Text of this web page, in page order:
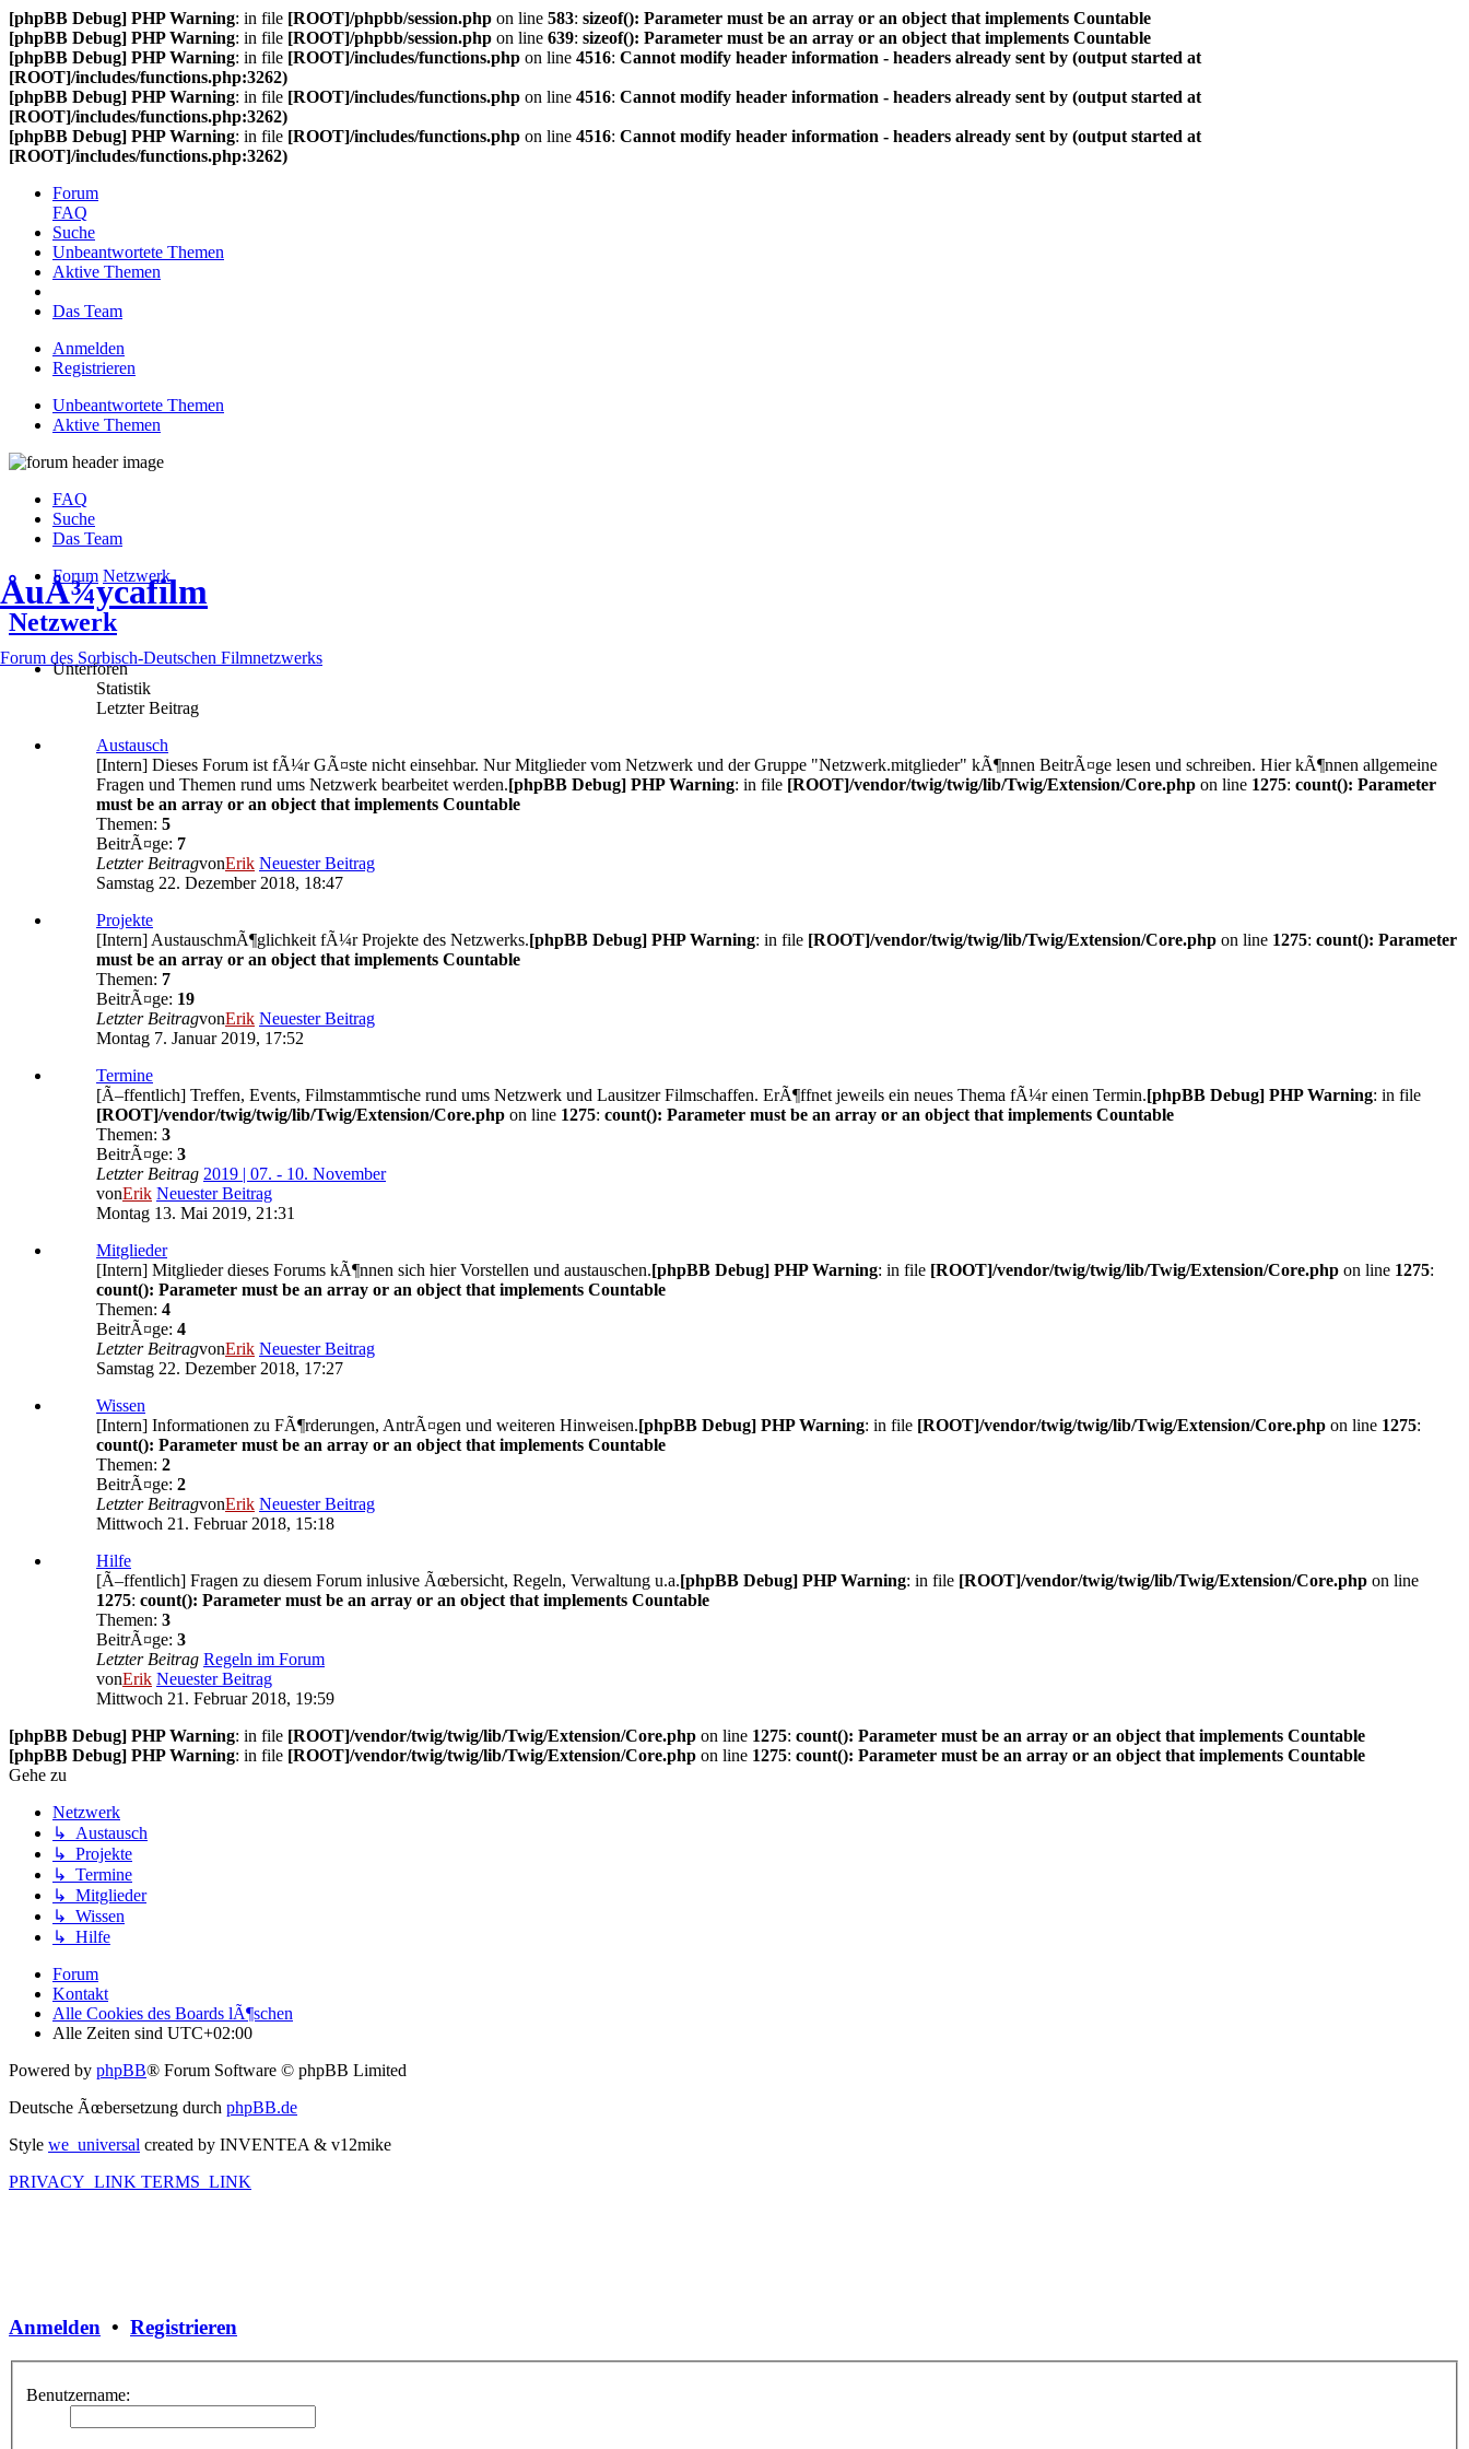
[phpBB Debug] PHP Warning: in file [ROOT]/phpbb/session.php on line 583: sizeof(): Parameter must be an array or an object that implements Countable
[phpBB Debug] PHP Warning: in file [ROOT]/phpbb/session.php on line 639: sizeof(): Parameter must be an array or an object that implements Countable
[phpBB Debug] PHP Warning: in file [ROOT]/includes/functions.php on line 4516: Cannot modify header information - headers already sent by (output started at
[ROOT]/includes/functions.php:3262)
[phpBB Debug] PHP Warning: in file [ROOT]/includes/functions.php on line 4516: Cannot modify header information - headers already sent by (output started at
[ROOT]/includes/functions.php:3262)
[phpBB Debug] PHP Warning: in file [ROOT]/includes/functions.php on line 4516: Cannot modify header information - headers already sent by (output started at
[ROOT]/includes/functions.php:3262)
Forum
FAQ
Suche
Unbeantwortete Themen
Aktive Themen
Das Team
Anmelden
Registrieren
Unbeantwortete Themen
Aktive Themen
ÅuÅ¾ycafilm
Forum des Sorbisch-Deutschen Filmnetzwerks
FAQ
Suche
Das Team
Forum Netzwerk
Netzwerk
Unterforen
Statistik
Letzter Beitrag
Austausch
[Intern] Dieses Forum ist fÃ¼r GÃ¤ste nicht einsehbar. Nur Mitglieder vom Netzwerk und der Gruppe "Netzwerk.mitglieder" kÃ¶nnen BeitrÃ¤ge lesen und schreiben. Hier kÃ¶nnen allgemeine
Fragen und Themen rund ums Netzwerk bearbeitet werden.[phpBB Debug] PHP Warning: in file [ROOT]/vendor/twig/twig/lib/Twig/Extension/Core.php on line 1275: count(): Parameter
must be an array or an object that implements Countable
Themen: 5
BeitrÃ¤ge: 7
Letzter BeitragvonErik Neuester Beitrag
Samstag 22. Dezember 2018, 18:47
Projekte
[Intern] AustauschmÃ¶glichkeit fÃ¼r Projekte des Netzwerks.[phpBB Debug] PHP Warning: in file [ROOT]/vendor/twig/twig/lib/Twig/Extension/Core.php on line 1275: count(): Parameter
must be an array or an object that implements Countable
Themen: 7
BeitrÃ¤ge: 19
Letzter BeitragvonErik Neuester Beitrag
Montag 7. Januar 2019, 17:52
Termine
[Ã–ffentlich] Treffen, Events, Filmstammtische rund ums Netzwerk und Lausitzer Filmschaffen. ErÃ¶ffnet jeweils ein neues Thema fÃ¼r einen Termin.[phpBB Debug] PHP Warning: in file
[ROOT]/vendor/twig/twig/lib/Twig/Extension/Core.php on line 1275: count(): Parameter must be an array or an object that implements Countable
Themen: 3
BeitrÃ¤ge: 3
Letzter Beitrag 2019 | 07. - 10. November
vonErik Neuester Beitrag
Montag 13. Mai 2019, 21:31
Mitglieder
[Intern] Mitglieder dieses Forums kÃ¶nnen sich hier Vorstellen und austauschen.[phpBB Debug] PHP Warning: in file [ROOT]/vendor/twig/twig/lib/Twig/Extension/Core.php on line 1275:
count(): Parameter must be an array or an object that implements Countable
Themen: 4
BeitrÃ¤ge: 4
Letzter BeitragvonErik Neuester Beitrag
Samstag 22. Dezember 2018, 17:27
Wissen
[Intern] Informationen zu FÃ¶rderungen, AntrÃ¤gen und weiteren Hinweisen.[phpBB Debug] PHP Warning: in file [ROOT]/vendor/twig/twig/lib/Twig/Extension/Core.php on line 1275:
count(): Parameter must be an array or an object that implements Countable
Themen: 2
BeitrÃ¤ge: 2
Letzter BeitragvonErik Neuester Beitrag
Mittwoch 21. Februar 2018, 15:18
Hilfe
[Ã–ffentlich] Fragen zu diesem Forum inlusive Ãœbersicht, Regeln, Verwaltung u.a.[phpBB Debug] PHP Warning: in file [ROOT]/vendor/twig/twig/lib/Twig/Extension/Core.php on line
1275: count(): Parameter must be an array or an object that implements Countable
Themen: 3
BeitrÃ¤ge: 3
Letzter Beitrag Regeln im Forum
vonErik Neuester Beitrag
Mittwoch 21. Februar 2018, 19:59
[phpBB Debug] PHP Warning: in file [ROOT]/vendor/twig/twig/lib/Twig/Extension/Core.php on line 1275: count(): Parameter must be an array or an object that implements Countable
[phpBB Debug] PHP Warning: in file [ROOT]/vendor/twig/twig/lib/Twig/Extension/Core.php on line 1275: count(): Parameter must be an array or an object that implements Countable
Gehe zu
Netzwerk
↳ Austausch
↳ Projekte
↳ Termine
↳ Mitglieder
↳ Wissen
↳ Hilfe
Forum
Kontakt
Alle Cookies des Boards lÃ¶schen
Alle Zeiten sind UTC+02:00
Powered by phpBB® Forum Software © phpBB Limited
Deutsche Ãœbersetzung durch phpBB.de
Style we_universal created by INVENTEA & v12mike
PRIVACY_LINK TERMS_LINK
Anmelden • Registrieren
Benutzername: